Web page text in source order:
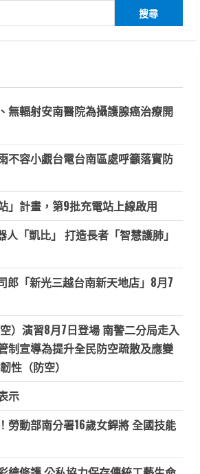
無輻射安南醫院為攝護腺癌治療開
不容小覷台電台南區處呼籲落實防
」計畫，第9批充電站上線啟用
人「凱比」 打造長者「智慧護肺」
郎「新光三越台南新天地店」8月7
）演習8月7日登場 南警二分局走入
制宣導為提升全民防空疏散及應變
性（防空）
示
勞動部南分署16歲女銲將 全國技能